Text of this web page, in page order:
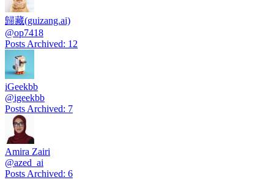
歸藏(guizang.ai)
@op7418
Posts Archived: 12
iGeekbb
@igeekbb
Posts Archived: 7
Amira Zairi
@azed_ai
Posts Archived: 6